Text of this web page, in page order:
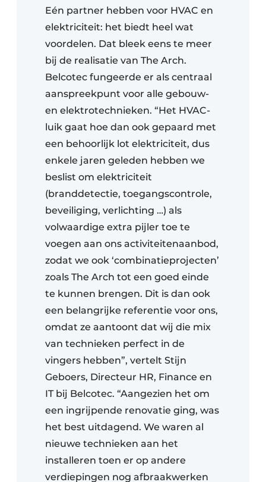
Eén partner hebben voor HVAC en
elektriciteit: het biedt heel wat
voordelen. Dat bleek eens te meer
bij de realisatie van The Arch.
Belcotec fungeerde er als centraal
aanspreekpunt voor alle gebouw-
en elektrotechnieken. “Het HVAC-
luik gaat hoe dan ook gepaard met
een behoorlijk lot elektriciteit, dus
enkele jaren geleden hebben we
beslist om elektriciteit
(branddetectie, toegangscontrole,
beveiliging, verlichting …) als
volwaardige extra pijler toe te
voegen aan ons activiteitenaanbod,
zodat we ook ‘combinatieprojecten’
zoals The Arch tot een goed einde
te kunnen brengen. Dit is dan ook
een belangrijke referentie voor ons,
omdat ze aantoont dat wij die mix
van technieken perfect in de
vingers hebben”, vertelt Stijn
Geboers, Directeur HR, Finance en
IT bij Belcotec. “Aangezien het om
een ingrijpende renovatie ging, was
het best uitdagend. We waren al
nieuwe technieken aan het
installeren toen er op andere
verdiepingen nog afbraakwerken